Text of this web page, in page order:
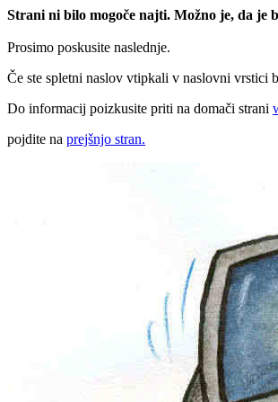
Strani ni bilo mogoče najti. Možno je, da je
Prosimo poskusite naslednje.
Če ste spletni naslov vtipkali v naslovni vrstici
Do informacij poizkusite priti na domači strani
pojdite na prejšnjo stran.